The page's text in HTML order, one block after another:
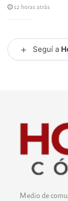
12 horas atrás
+ Seguí a
Medio de